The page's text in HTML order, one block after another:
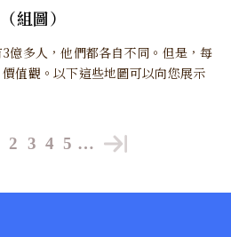
組圖）
3億多人，他們都各自不同。但是，每
值觀。以下這些地圖可以向您展示
2 3 4 5 …